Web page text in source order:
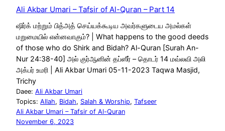
Ali Akbar Umari – Tafsir of Al-Quran – Part 14
ஷிர்க் மற்றும் பித்அத் செய்யக்கூடிய அவர்களுடைய அமல்கள்
மறுமையில் என்னவாகும்? | What happens to the good deeds
of those who do Shirk and Bidah? Al-Quran [Surah An-
Nur 24:38-40] அல் குர்ஆனின் தப்ஸீர் – தொடர் 14 மவ்லவி அலி
அக்பர் உமரி | Ali Akbar Umari 05-11-2023 Taqwa Masjid,
Trichy
Daee: Ali Akbar Umari
Topics: Allah, Bidah, Salah & Worship, Tafseer
Ali Akbar Umari – Tafsir of Al-Quran
November 6, 2023